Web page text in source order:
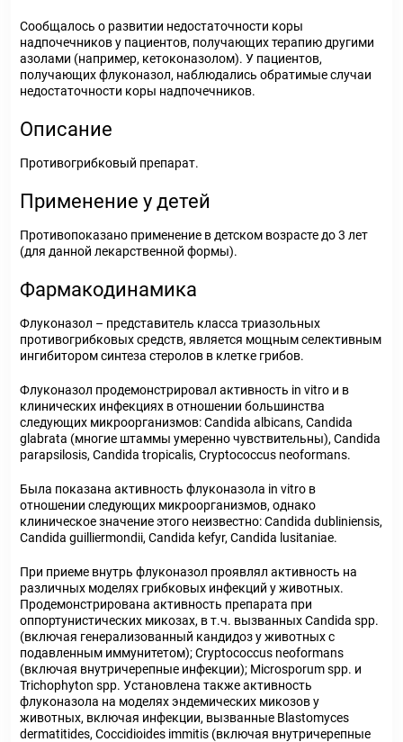
Сообщалось о развитии недостаточности коры
надпочечников у пациентов, получающих терапию другими
азолами (например, кетоконазолом). У пациентов,
получающих флуконазол, наблюдались обратимые случаи
недостаточности коры надпочечников.
Описание
Противогрибковый препарат.
Применение у детей
Противопоказано применение в детском возрасте до 3 лет
(для данной лекарственной формы).
Фармакодинамика
Флуконазол – представитель класса триазольных
противогрибковых средств, является мощным селективным
ингибитором синтеза стеролов в клетке грибов.
Флуконазол продемонстрировал активность in vitro и в
клинических инфекциях в отношении большинства
следующих микроорганизмов: Candida albicans, Candida
glabrata (многие штаммы умеренно чувствительны), Candida
parapsilosis, Candida tropicalis, Cryptococcus neoformans.
Была показана активность флуконазола in vitro в
отношении следующих микроорганизмов, однако
клиническое значение этого неизвестно: Candida dubliniensis,
Candida guilliermondii, Candida kefyr, Candida lusitaniae.
При приеме внутрь флуконазол проявлял активность на
различных моделях грибковых инфекций у животных.
Продемонстрирована активность препарата при
оппортунистических микозах, в т.ч. вызванных Candida spp.
(включая генерализованный кандидоз у животных с
подавленным иммунитетом); Cryptococcus neoformans
(включая внутричерепные инфекции); Microsporum spp. и
Trichophyton spp. Установлена также активность
флуконазола на моделях эндемических микозов у
животных, включая инфекции, вызванные Blastomyces
dermatitides, Coccidioides immitis (включая внутричерепные